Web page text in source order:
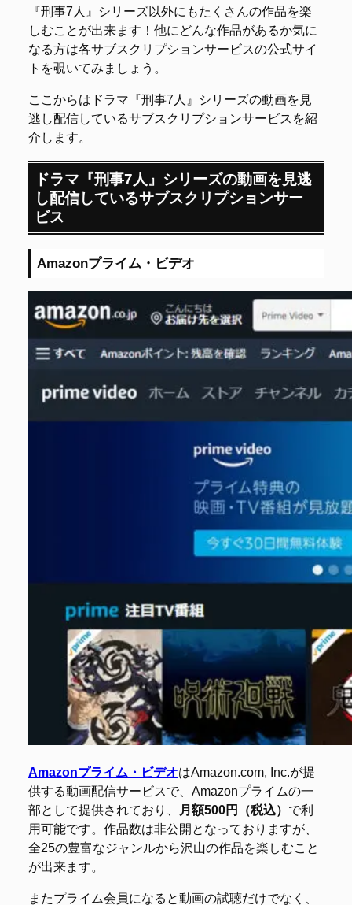
『刑事7人』シリーズ以外にもたくさんの作品を楽
しむことが出来ます！他にどんな作品があるか気に
なる方は各サブスクリプションサービスの公式サイ
トを覗いてみましょう。
ここからはドラマ『刑事7人』シリーズの動画を見
逃し配信しているサブスクリプションサービスを紹
介します。
ドラマ『刑事7人』シリーズの動画を見逃
し配信しているサブスクリプションサー
ビス
Amazonプライム・ビデオ
Amazonプライム・ビデオはAmazon.com, Inc.が提
供する動画配信サービスで、Amazonプライムの一
部として提供されており、
月額500円（税込） で利
用可能です。作品数は非公開となっておりますが、
全25の豊富なジャンルから沢山の作品を楽しむこと
が出来ます。
またプライム会員になると動画の試聴だけでなく、